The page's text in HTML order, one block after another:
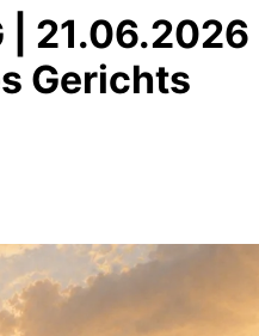
| 21.06.2026 |
Gerichts